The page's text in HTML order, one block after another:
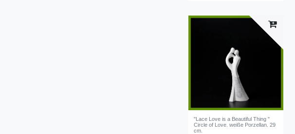
"Lace Love is a Beautiful Thing "
Circle of Love. weiße Porzellan. 29
cm.